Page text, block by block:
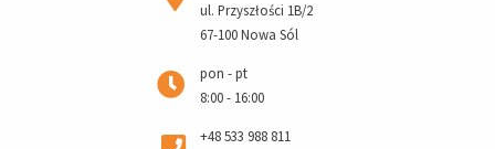
ul. Przyszłości 1B/2
67-100 Nowa Sól
pon - pt
8:00 - 16:00
+48 533 988 811